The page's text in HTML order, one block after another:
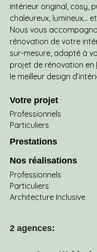
intérieur original, cosy,
chaleureux, lumineux…
Nous vous
rénovation de votre
sur-mesure, adapté à
projet de rénovation en
le meilleur design
Votre projet
Professionnels
Particuliers
Prestations
Nos réalisations
Professionnels
Particuliers
Architecture Inclusive
2 agences: